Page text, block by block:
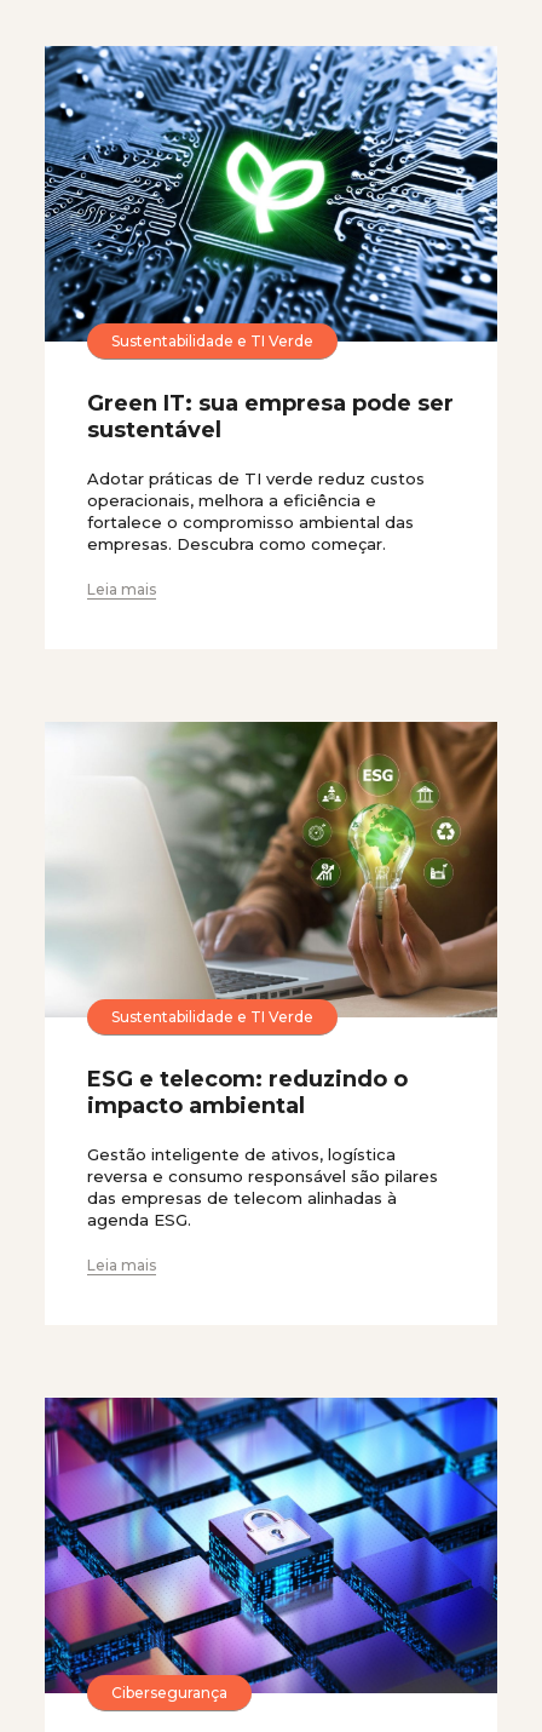
Sustentabilidade e TI Verde
Green IT: sua empresa pode ser
sustentável
Adotar práticas de TI verde reduz custos
operacionais, melhora a eficiência e
fortalece o compromisso ambiental das
empresas. Descubra como começar.
Leia mais
Sustentabilidade e TI Verde
ESG e telecom: reduzindo o
impacto ambiental
Gestão inteligente de ativos, logística
reversa e consumo responsável são pilares
das empresas de telecom alinhadas à
agenda ESG.
Leia mais
Cibersegurança